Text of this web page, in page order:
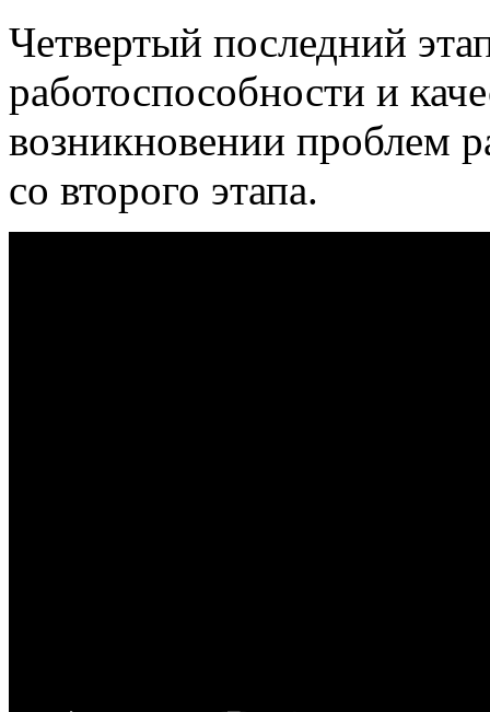
Четвертый последний
работоспособности и
возникновении проблем
со второго этапа.